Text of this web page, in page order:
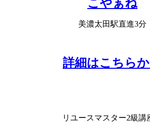
こやぁね
美濃太田駅直進3分
詳細はこちら
リユースマスター2級講